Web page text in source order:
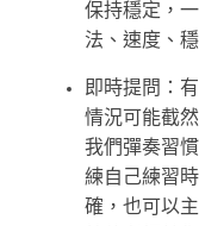
保持穩定，
法、速度、
即時提問：
情況可能截
我們彈奏習
練自己練習
確，也可以